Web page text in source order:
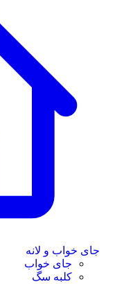
جای خواب و لانه
جای خواب
کلبه سگ